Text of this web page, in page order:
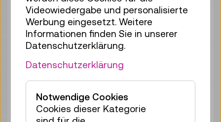
Reservierung Kinderbereich
35 Plätze frei
€ 2,50
Tickets
So 09.08. 12:00 – 12:40
35 Plätze frei
€ 2,50
Videowiedergabe und personalisierte
Werbung eingesetzt. Weitere
Informationen finden Sie in unserer
Datenschutzerklärung.
Datenschutzerklärung
Notwendige Cookies
Cookies dieser Kategorie